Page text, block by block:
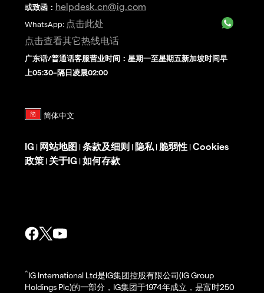
或致函： helpdesk.cn@ig.com
WhatsApp: 点击此处
点击查看其它热线电话
广东话/普通话客服营业时间：星期一至星期五新加坡时间早
上05:30–隔日凌晨02:00
IG | 网站地图 | 条款及细则 | 隐私 | 脆弱性 | Cookies
政策 | 关于IG | 如何存款
^IG International Ltd是IG集团控股有限公司(IG Group
Holdings Plc)的一部分，IG集团于1974年成立，是富时250